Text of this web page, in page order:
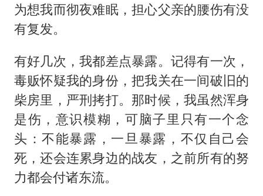
为想我而彻夜难眠，担心父亲的腰伤有没
有复发。
有好几次，我都差点暴露。记得有一次，
毒贩怀疑我的身份，把我关在一间破旧的
柴房里，严刑拷打。那时候，我虽然浑身
是伤，意识模糊，可脑子里只有一个念
头：不能暴露，一旦暴露，不仅自己会
死，还会连累身边的战友，之前所有的努
力都会付诸东流。